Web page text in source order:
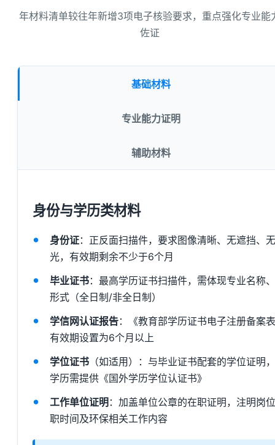
年材料清单较往年新增3项电子核验要求，重点强化专业能
佐证
基础材料
专业能力证明
辅助材料
身份与学历类材料
身份证：正反面扫描件，要求图像清晰、无遮挡、
光，有效期剩余不少于6个月
毕业证书：最高学历证书扫描件，需体现专业名称
形式（全日制/非全日制）
学信网认证报告：《教育部学历证书电子注册备案
有效期设置为6个月以上
学位证书 （如适用）：与毕业证书配套的学位证明
学历需提供《国外学历学位认证书》
工作单位证明：加盖单位公章的在职证明，注明岗
职时间及环保相关工作内容